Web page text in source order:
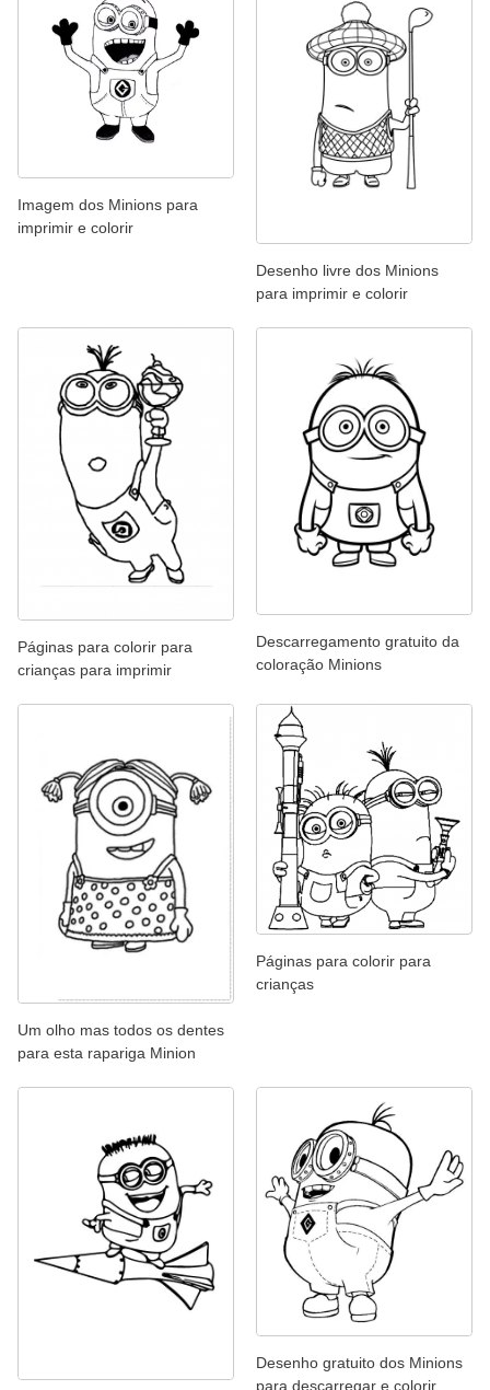
Imagem dos Minions para
imprimir e colorir
Desenho livre dos Minions
para imprimir e colorir
Páginas para colorir para
crianças para imprimir
Descarregamento gratuito da
coloração Minions
Um olho mas todos os dentes
para esta rapariga Minion
Páginas para colorir para
crianças
Desenho gratuito dos Minions
para descarregar e colorir